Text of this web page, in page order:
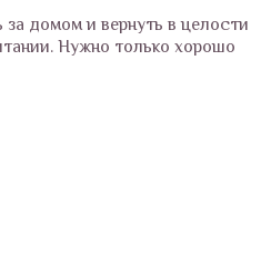
домом и вернуть в целости
Нужно только хорошо